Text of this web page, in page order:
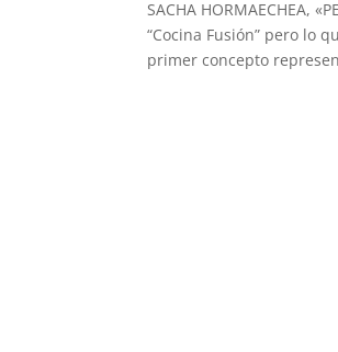
SACHA HORMAECHEA,
“Cocina Fusión” pero lo
primer concepto